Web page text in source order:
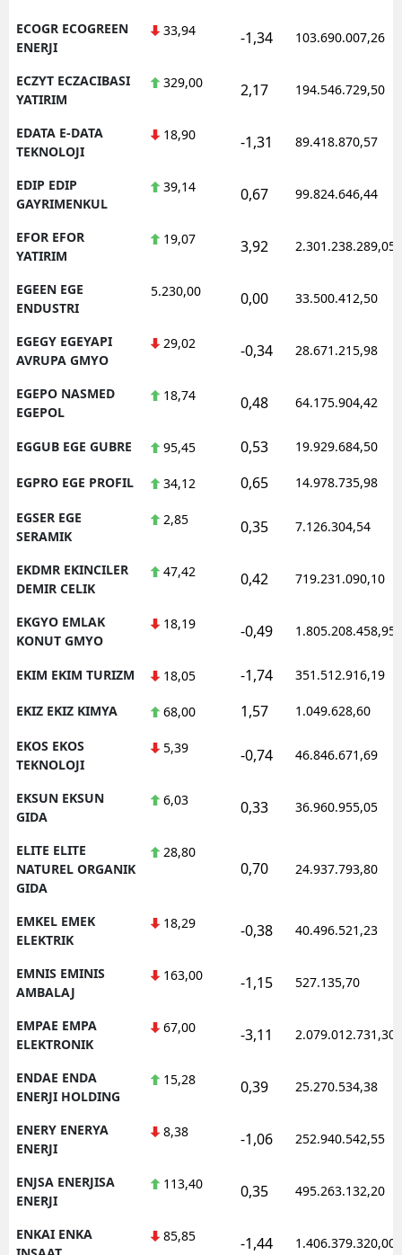
ECOGR ECOGREEN
ENERJI
33,94 -1,34 103.690.007,26
ECZYT ECZACIBASI
YATIRIM
329,00 2,17 194.546.729,50
EDATA E-DATA
TEKNOLOJI
18,90 -1,31 89.418.870,57
EDIP EDIP
GAYRIMENKUL
39,14 0,67 99.824.646,44
EFOR EFOR
YATIRIM
19,07 3,92 2.301.238.289,05
EGEEN EGE
ENDUSTRI
5.230,00 0,00 33.500.412,50
EGEGY EGEYAPI
AVRUPA GMYO
29,02 -0,34 28.671.215,98
EGEPO NASMED
EGEPOL
18,74 0,48 64.175.904,42
EGGUB EGE GUBRE 95,45 0,53 19.929.684,50
EGPRO EGE PROFIL 34,12 0,65 14.978.735,98
EGSER EGE
SERAMIK
2,85 0,35 7.126.304,54
EKDMR EKINCILER
DEMIR CELIK
47,42 0,42 719.231.090,10
EKGYO EMLAK
KONUT GMYO
18,19 -0,49 1.805.208.458,95
EKIM EKIM TURIZM 18,05 -1,74 351.512.916,19
EKIZ EKIZ KIMYA 68,00 1,57 1.049.628,60
EKOS EKOS
TEKNOLOJI
5,39 -0,74 46.846.671,69
EKSUN EKSUN
GIDA
6,03 0,33 36.960.955,05
ELITE ELITE
NATUREL ORGANIK
GIDA
28,80
0,70 24.937.793,80
EMKEL EMEK
ELEKTRIK
18,29 -0,38 40.496.521,23
EMNIS EMINIS
AMBALAJ
163,00 -1,15 527.135,70
EMPAE EMPA
ELEKTRONIK
67,00 -3,11 2.079.012.731,30
ENDAE ENDA
ENERJI HOLDING
15,28 0,39 25.270.534,38
ENERY ENERYA
ENERJI
8,38 -1,06 252.940.542,55
ENJSA ENERJISA
ENERJI
113,40 0,35 495.263.132,20
ENKAI ENKA
85,85 -1,44 1.406.379.320,00